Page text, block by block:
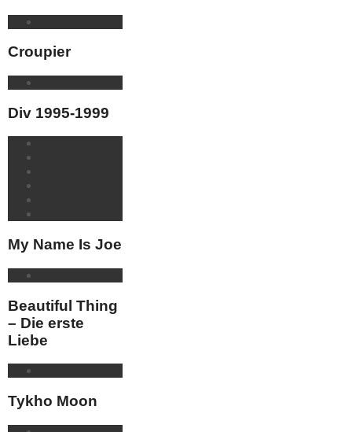
Croupier
Div 1995-1999
My Name Is Joe
Beautiful Thing
– Die erste
Liebe
Tykho Moon